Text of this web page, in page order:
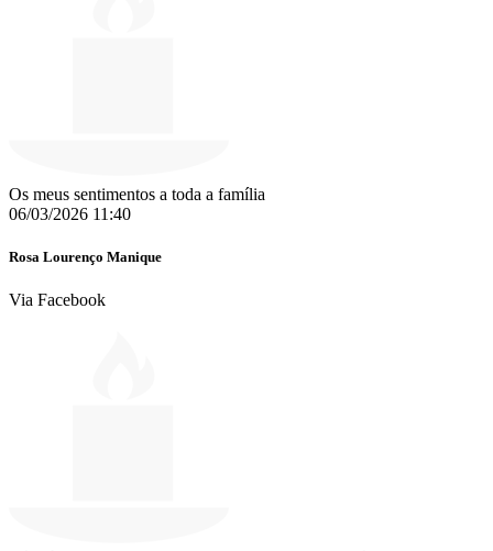
Os meus sentimentos a toda a família
06/03/2026 11:40
Rosa Lourenço Manique
Via Facebook